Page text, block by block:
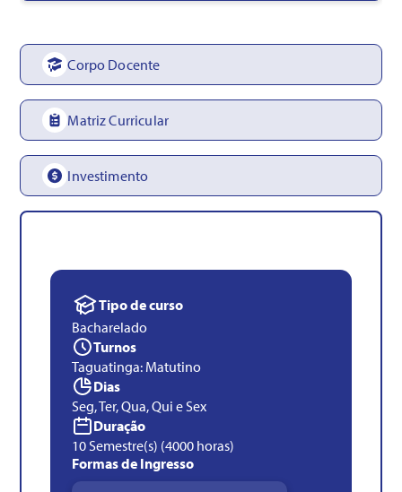
Corpo Docente
Matriz Curricular
Investimento
Tipo de curso
Bacharelado
Turnos
Taguatinga: Matutino
Dias
Seg, Ter, Qua, Qui e Sex
Duração
10 Semestre(s) (4000 horas)
Formas de Ingresso